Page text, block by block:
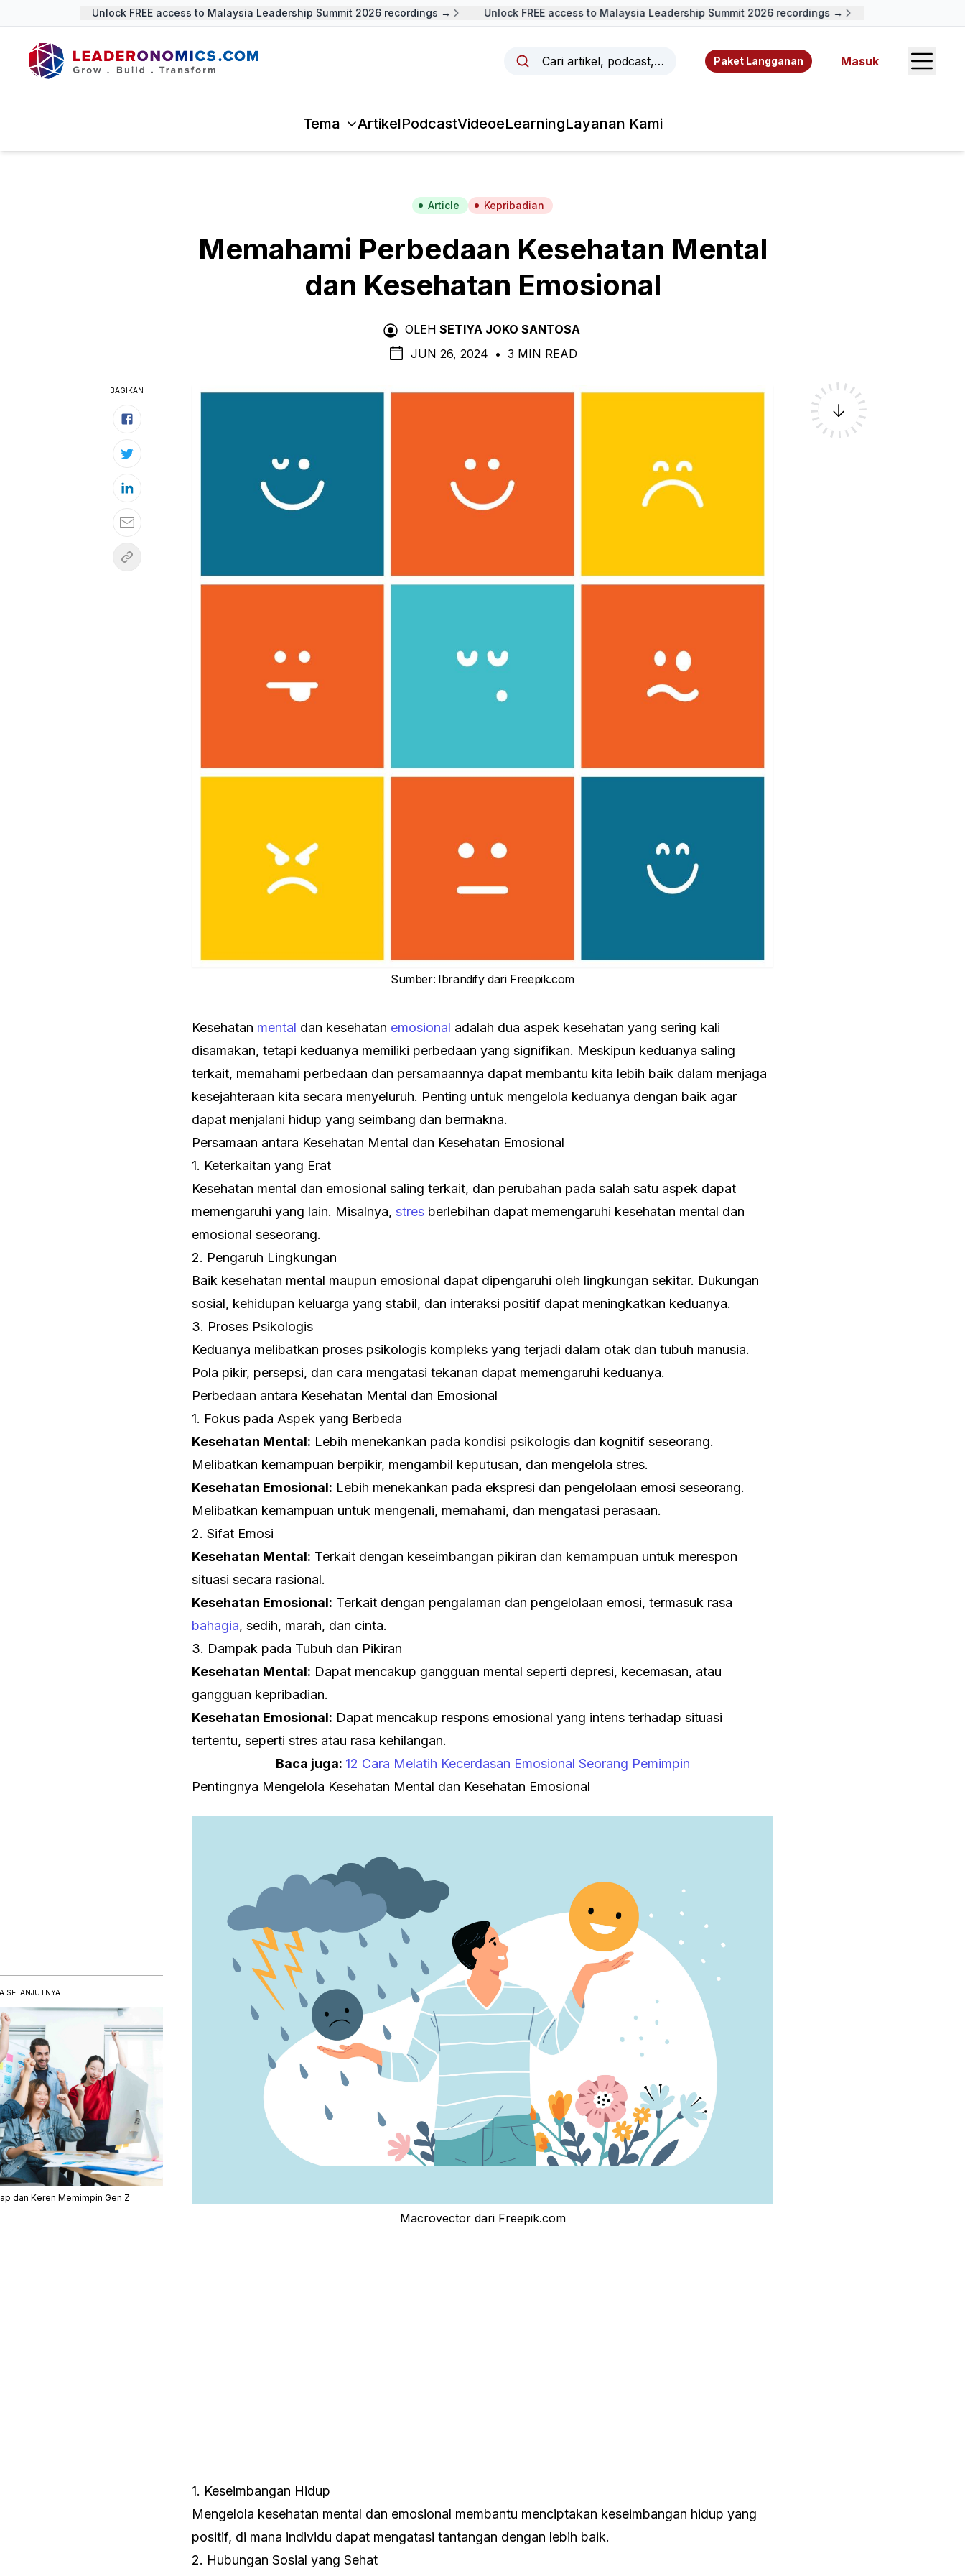
Unlock FREE access to Malaysia Leadership Summit 2026 recordings → Unlock FREE access to Malaysia Leadership Summit 2026 recordings →
Cari artikel, podcast, video, sumber daya, dan penulis.
Paket Langganan Masuk Open
Tema ArtikelPodcastVideoeLearningLayanan Kami
Article Kepribadian
Memahami Perbedaan Kesehatan Mental
dan Kesehatan Emosional
OLEH SETIYA JOKO SANTOSA
JUN 26, 2024 • 3 MIN READ
Sumber: Ibrandify dari Freepik.com
Kesehatan mental dan kesehatan emosional adalah dua aspek kesehatan yang sering kali
disamakan, tetapi keduanya memiliki perbedaan yang signifikan. Meskipun keduanya saling
terkait, memahami perbedaan dan persamaannya dapat membantu kita lebih baik dalam menjaga
kesejahteraan kita secara menyeluruh. Penting untuk mengelola keduanya dengan baik agar
dapat menjalani hidup yang seimbang dan bermakna.
Persamaan antara Kesehatan Mental dan Kesehatan Emosional
1. Keterkaitan yang Erat
Kesehatan mental dan emosional saling terkait, dan perubahan pada salah satu aspek dapat
memengaruhi yang lain. Misalnya, stres berlebihan dapat memengaruhi kesehatan mental dan
emosional seseorang.
2. Pengaruh Lingkungan
Baik kesehatan mental maupun emosional dapat dipengaruhi oleh lingkungan sekitar. Dukungan
sosial, kehidupan keluarga yang stabil, dan interaksi positif dapat meningkatkan keduanya.
3. Proses Psikologis
Keduanya melibatkan proses psikologis kompleks yang terjadi dalam otak dan tubuh manusia.
Pola pikir, persepsi, dan cara mengatasi tekanan dapat memengaruhi keduanya.
Perbedaan antara Kesehatan Mental dan Emosional
1. Fokus pada Aspek yang Berbeda
Kesehatan Mental: Lebih menekankan pada kondisi psikologis dan kognitif seseorang.
Melibatkan kemampuan berpikir, mengambil keputusan, dan mengelola stres.
Kesehatan Emosional: Lebih menekankan pada ekspresi dan pengelolaan emosi seseorang.
Melibatkan kemampuan untuk mengenali, memahami, dan mengatasi perasaan.
2. Sifat Emosi
Kesehatan Mental: Terkait dengan keseimbangan pikiran dan kemampuan untuk merespon
situasi secara rasional.
Kesehatan Emosional: Terkait dengan pengalaman dan pengelolaan emosi, termasuk rasa
bahagia, sedih, marah, dan cinta.
3. Dampak pada Tubuh dan Pikiran
Kesehatan Mental: Dapat mencakup gangguan mental seperti depresi, kecemasan, atau
gangguan kepribadian.
Kesehatan Emosional: Dapat mencakup respons emosional yang intens terhadap situasi
tertentu, seperti stres atau rasa kehilangan.
Baca juga: 12 Cara Melatih Kecerdasan Emosional Seorang Pemimpin
Pentingnya Mengelola Kesehatan Mental dan Kesehatan Emosional
Macrovector dari Freepik.com
1. Keseimbangan Hidup
Mengelola kesehatan mental dan emosional membantu menciptakan keseimbangan hidup yang
positif, di mana individu dapat mengatasi tantangan dengan lebih baik.
2. Hubungan Sosial yang Sehat
SELANJUTNYA
dan Keren Memimpin Gen Z
BAGIKAN